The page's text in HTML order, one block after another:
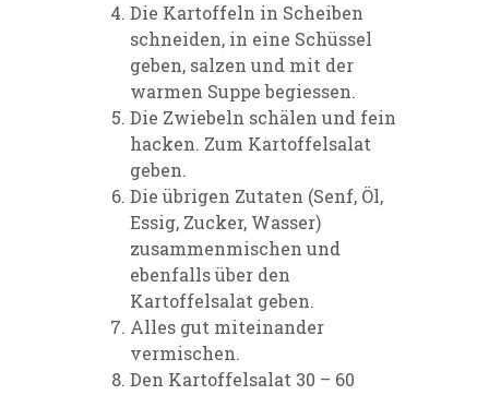
Die Kartoffeln in Scheiben
schneiden, in eine Schüssel
geben, salzen und mit der
warmen Suppe begiessen.
Die Zwiebeln schälen und fein
hacken. Zum Kartoffelsalat
geben.
Die übrigen Zutaten (Senf, Öl,
Essig, Zucker, Wasser)
zusammenmischen und
ebenfalls über den
Kartoffelsalat geben.
Alles gut miteinander
vermischen.
Den Kartoffelsalat 30 – 60